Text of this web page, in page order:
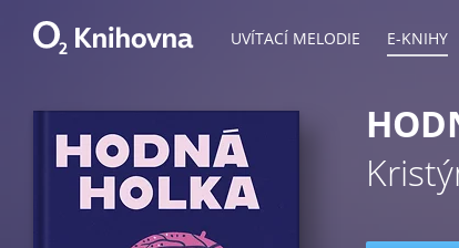
UVÍTACÍ MELODIE E-KNIHY